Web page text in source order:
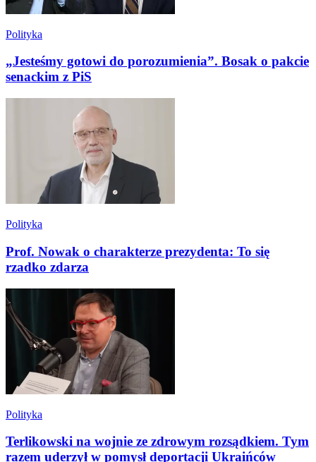
Polityka
„Jesteśmy gotowi do porozumienia”. Bosak o pakcie
senackim z PiS
Polityka
Prof. Nowak o charakterze prezydenta: To się
rzadko zdarza
Polityka
Terlikowski na wojnie ze zdrowym rozsądkiem. Tym
razem uderzył w pomysł deportacji Ukraińców